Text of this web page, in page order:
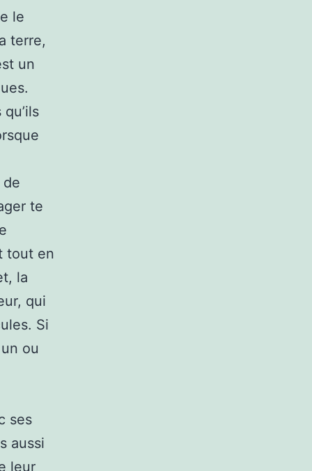
le
terre,
un
te
tout en
la
qui
Si
ou
ses
aussi
leur